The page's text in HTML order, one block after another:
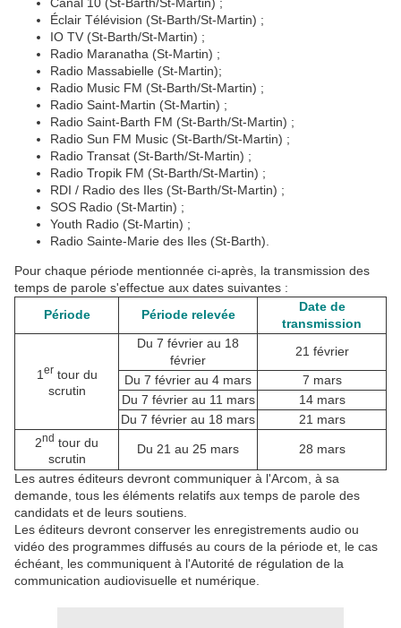
Éclair Télévision (St-Barth/St-Martin) ;
IO TV (St-Barth/St-Martin) ;
Radio Maranatha (St-Martin) ;
Radio Massabielle (St-Martin);
Radio Music FM (St-Barth/St-Martin) ;
Radio Saint-Martin (St-Martin) ;
Radio Saint-Barth FM (St-Barth/St-Martin) ;
Radio Sun FM Music (St-Barth/St-Martin) ;
Radio Transat (St-Barth/St-Martin) ;
Radio Tropik FM (St-Barth/St-Martin) ;
RDI / Radio des Iles (St-Barth/St-Martin) ;
SOS Radio (St-Martin) ;
Youth Radio (St-Martin) ;
Radio Sainte-Marie des Iles (St-Barth).
Pour chaque période mentionnée ci-après, la transmission des
temps de parole s'effectue aux dates suivantes :
Période
Période relevée
Date de
transmission
1 er tour du
scrutin
Du 7 février au 18
février
21 février
Du 7 février au 4 mars
7 mars
Du 7 février au 11 mars
14 mars
Du 7 février au 18 mars
21 mars
2nd tour du
scrutin
Du 21 au 25 mars 28 mars
Les autres éditeurs devront communiquer à l'Arcom, à sa
demande, tous les éléments relatifs aux temps de parole des
candidats et de leurs soutiens.
Les éditeurs devront conserver les enregistrements audio ou
vidéo des programmes diffusés au cours de la période et, le cas
échéant, les communiquent à l'Autorité de régulation de la
communication audiovisuelle et numérique.